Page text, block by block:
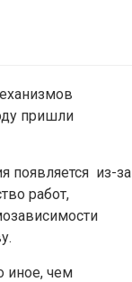
пришли
появляется из-за
работ,
иное, чем